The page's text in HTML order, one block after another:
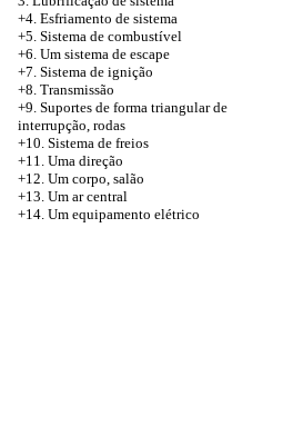
+4. Esfriamento de sistema
+5. Sistema de combustível
+6. Um sistema de escape
+7. Sistema de ignição
+8. Transmissão
+9. Suportes de forma triangular de
interrupção, rodas
+10. Sistema de freios
+11. Uma direção
+12. Um corpo, salão
+13. Um ar central
+14. Um equipamento elétrico